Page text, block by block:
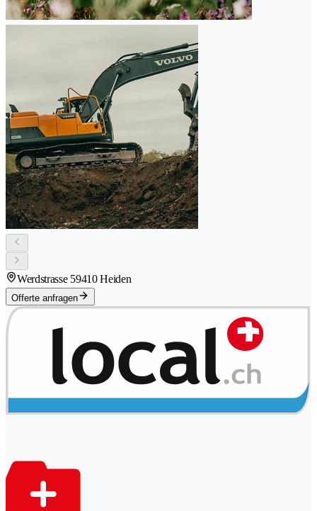
Werdstrasse 59410 Heiden
Offerte anfragen